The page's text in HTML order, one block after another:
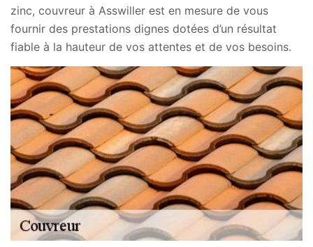
zinc, couvreur à Asswiller est en mesure de vous
fournir des prestations dignes dotées d’un résultat
fiable à la hauteur de vos attentes et de vos besoins.